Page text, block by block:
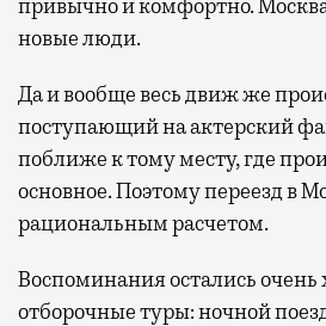
привычно и комфортно.
новые люди.
Да и вообще весь движ же
поступающий на актерский
поближе к тому месту, где
основное. Поэтому переезд в
рациональным расчетом.
Воспоминания остались
отборочные туры: ночной